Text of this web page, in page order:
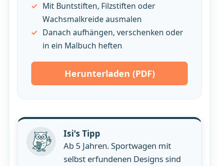
Mit Buntstiften, Filzstiften oder
Wachsmalkreide ausmalen
Danach aufhängen, verschenken oder
in ein Malbuch heften
Herunterladen (PDF)
Isi's Tipp
Ab 5 Jahren. Sportwagen mit
selbst erfundenen Designs sind